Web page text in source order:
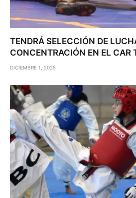
TENDRÁ SELECCIÓN DE
CONCENTRACIÓN EN EL CAR
DICIEMBRE 1, 2025